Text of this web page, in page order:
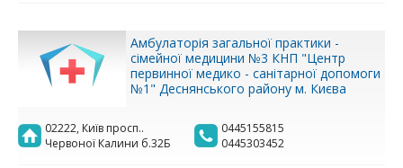
Амбулаторія загальної практики -
сімейної медицини №3 КНП "Центр
первинної медико - санітарної допомоги
№1" Деснянського району м. Києва
02222, Київ просп..
Червоної Калини б.32Б
0445155815
0445303452